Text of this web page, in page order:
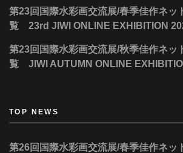
第23回国際水彩画交流展/春季佳作ネ
覧 23rd JIWI ONLINE EXHIBITION
第23回国際水彩画交流展/秋季佳作ネ
覧 JIWI AUTUMN ONLINE
TOP NEWS
第26回国際水彩画交流展/春季佳作ネッ